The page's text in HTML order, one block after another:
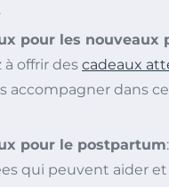
pour les nouveaux
à offrir des cadeaux
accompagner dans
pour le postpartum
qui peuvent aider